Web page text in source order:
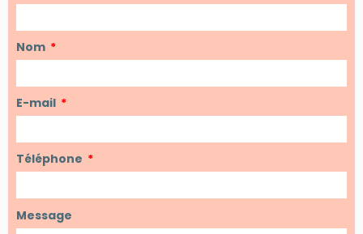
Nom
E-mail
Téléphone
Message